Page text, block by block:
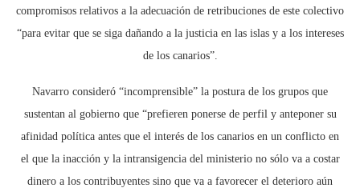
compromisos relativos a la adecuación de retribuciones de este colectivo
“para evitar que se siga dañando a la justicia en las islas y a los intereses
de los canarios”.
Navarro consideró “incomprensible” la postura de los grupos que
sustentan al gobierno que “prefieren ponerse de perfil y anteponer su
afinidad política antes que el interés de los canarios en un conflicto en
el que la inacción y la intransigencia del ministerio no sólo va a costar
dinero a los contribuyentes sino que va a favorecer el deterioro aún